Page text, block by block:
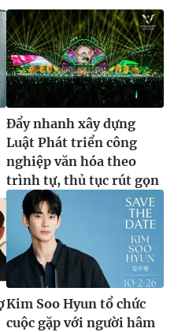
Đẩy nhanh xây dựng
Luật Phát triển công
nghiệp văn hóa theo
trình tự, thủ tục rút gọn
Kim Soo Hyun tổ chức
cuộc gặp với người hâm